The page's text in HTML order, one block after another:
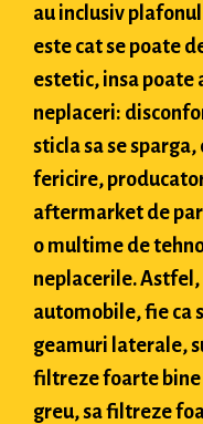
au inclusiv
este cat se poate
estetic, insa poate
neplaceri:
sticla sa se
fericire,
aftermarket de
o multime de
neplacerile.
automobile, fie ca
geamuri laterale,
filtreze foarte bine
greu, sa filtreze